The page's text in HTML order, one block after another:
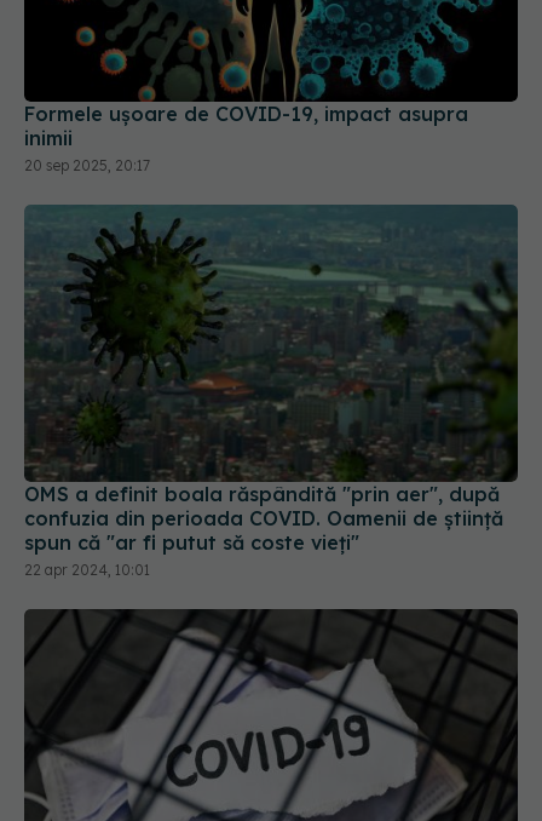
Formele ușoare de COVID-19, impact asupra
inimii
20 sep 2025, 20:17
OMS a definit boala răspândită "prin aer", după
confuzia din perioada COVID. Oamenii de știință
spun că "ar fi putut să coste vieți"
22 apr 2024, 10:01